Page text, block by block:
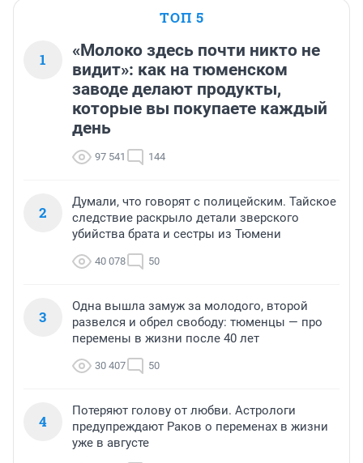
ТОП 5
1
«Молоко здесь почти никто не
видит»: как на тюменском
заводе делают продукты,
которые вы покупаете каждый
день
97 541 144
2
Думали, что говорят с полицейским. Тайское
следствие раскрыло детали зверского
убийства брата и сестры из Тюмени
40 078 50
3
Одна вышла замуж за молодого, второй
развелся и обрел свободу: тюменцы — про
перемены в жизни после 40 лет
30 407 50
4
Потеряют голову от любви. Астрологи
предупреждают Раков о переменах в жизни
уже в августе